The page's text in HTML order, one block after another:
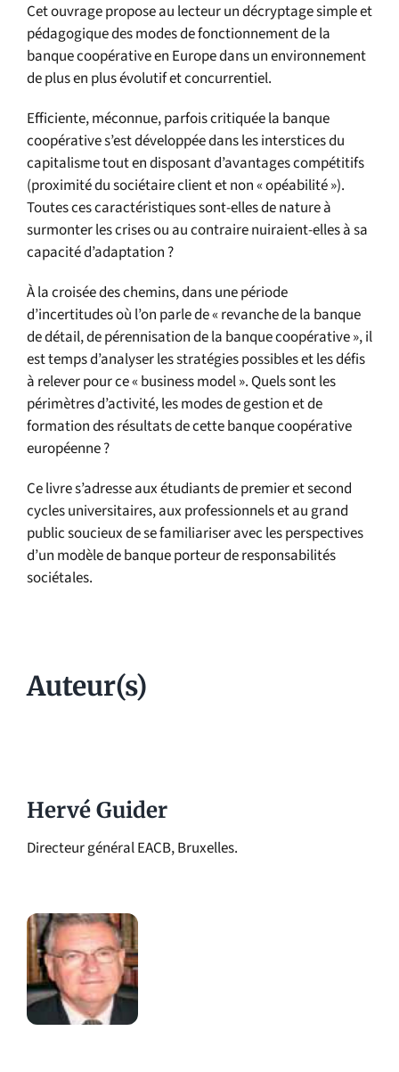
Cet ouvrage propose au lecteur un décryptage simple et
pédagogique des modes de fonctionnement de la
banque coopérative en Europe dans un environnement
de plus en plus évolutif et concurrentiel.
Efficiente, méconnue, parfois critiquée la banque
coopérative s’est développée dans les interstices du
capitalisme tout en disposant d’avantages compétitifs
(proximité du sociétaire client et non « opéabilité »).
Toutes ces caractéristiques sont-elles de nature à
surmonter les crises ou au contraire nuiraient-elles à sa
capacité d’adaptation ?
À la croisée des chemins, dans une période
d’incertitudes où l’on parle de « revanche de la banque
de détail, de pérennisation de la banque coopérative », il
est temps d’analyser les stratégies possibles et les défis
à relever pour ce « business model ». Quels sont les
périmètres d’activité, les modes de gestion et de
formation des résultats de cette banque coopérative
européenne ?
Ce livre s’adresse aux étudiants de premier et second
cycles universitaires, aux professionnels et au grand
public soucieux de se familiariser avec les perspectives
d’un modèle de banque porteur de responsabilités
sociétales.
Auteur(s)
Hervé Guider
Directeur général EACB, Bruxelles.